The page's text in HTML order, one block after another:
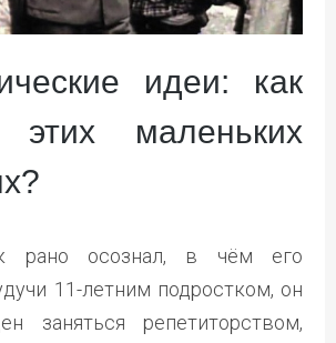
идеи: как
этих маленьких
рано осознал, в чём его
11-летним подростком, он
заняться репетиторством,